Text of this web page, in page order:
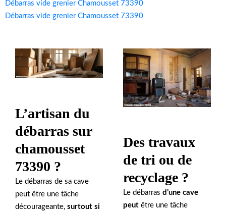
Débarras vide grenier Chamousset 73390
Débarras vide grenier Chamousset 73390
L’artisan du
débarras sur
chamousset
73390 ?
Le débarras de sa cave
peut être une tâche
décourageante, surtout si
Des travaux
de tri ou de
recyclage ?
Le débarras d’une cave
peut être une tâche